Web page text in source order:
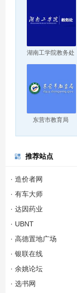
湖南工学院教务处
东营市教育局
推荐站点
· 造价者网
· 有车大师
· 达因药业
· UBNT
· 高德置地广场
· 银联在线
· 余姚论坛
· 选书网